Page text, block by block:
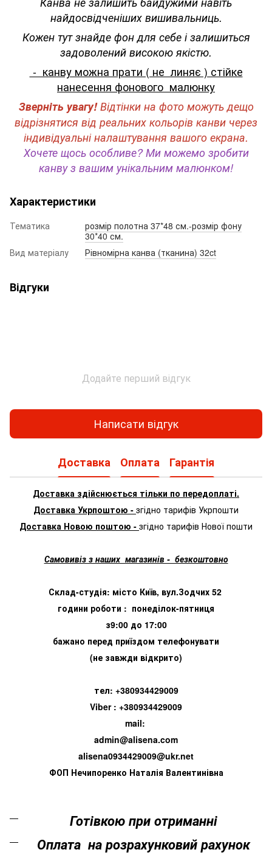
найдосвідченіших вишивальниць.
Кожен тут знайде фон для себе і залишиться
задоволений високою якістю.
- канву можна прати ( не линяє ) стійке
нанесення фонового малюнку
Зверніть увагу!Відтінки на фото можуть дещо
відрізнятися від реальних кольорів канви через
індивідуальні налаштування вашого екрана.
Хочете щось особливе? Ми можемо зробити
канву з вашим унікальним малюнком!
Характеристики
Тематика
розмір полотна 37*48 см.-розмір фону
30*40 см.
Вид матеріалу
Рівномірна канва (тканина) 32ct
Відгуки
Додайте перший відгук
Написати відгук
Доставка Оплата Гарантія
Доставка здійснюється тільки по передоплаті.
Доставка Укрпоштою - згідно тарифів Укрпошти
Доставка Новою поштою - згідно тарифів Нової пошти
Самовивіз з наших магазинів - безкоштовно
Склад-студія: місто Київ, вул.Зодчих 52
години роботи : понеділок-пятниця
з9:00 до 17:00
бажано перед приїздом телефонувати
(не завжди відкрито)
тел: +380934429009
Viber : +380934429009
mail:
admin@alisena.com
alisena0934429009@ukr.net
ФОП Нечипоренко Наталія Валентинівна
Готівкою при отриманні
Оплата на розрахунковий рахунок